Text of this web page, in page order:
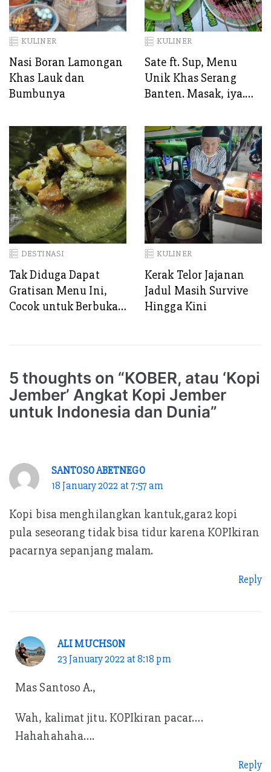
KULINER
Nasi Boran Lamongan
Khas Lauk dan
Bumbunya
KULINER
Sate ft. Sup, Menu
Unik Khas Serang
Banten. Masak, iya.
sup!
DESTINASI
Tak Diduga Dapat
Gratisan Menu Ini,
Cocok untuk Berbuka
KULINER
Kerak Telor Jajanan
Jadul Masih Survive
Hingga Kini
5 thoughts on “KOBER, atau ‘Kopi
Jember’ Angkat Kopi Jember
untuk Indonesia dan Dunia”
SANTOSO ABETNEGO
18 January 2022 at 7:57 am
Kopi bisa menghilangkan kantuk,gara2 kopi
pula seseorang tidak bisa tidur karena KOPIkiran
pacarnya sepanjang malam.
Reply
ALI MUCHSON
23 January 2022 at 8:18 pm
Mas Santoso A.,
Wah, kalimat jitu. KOPIkiran pacar….
Hahahahaha….
Reply